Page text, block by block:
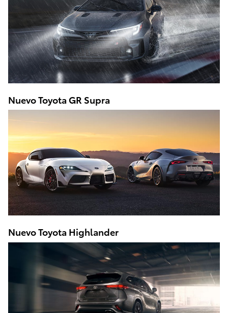
Nuevo Toyota GR Supra
Nuevo Toyota Highlander